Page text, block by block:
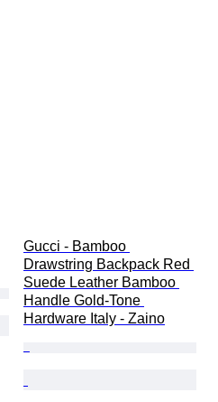
Gucci - Bamboo
Drawstring Backpack Red
Suede Leather Bamboo
Handle Gold-Tone
Hardware Italy - Zaino